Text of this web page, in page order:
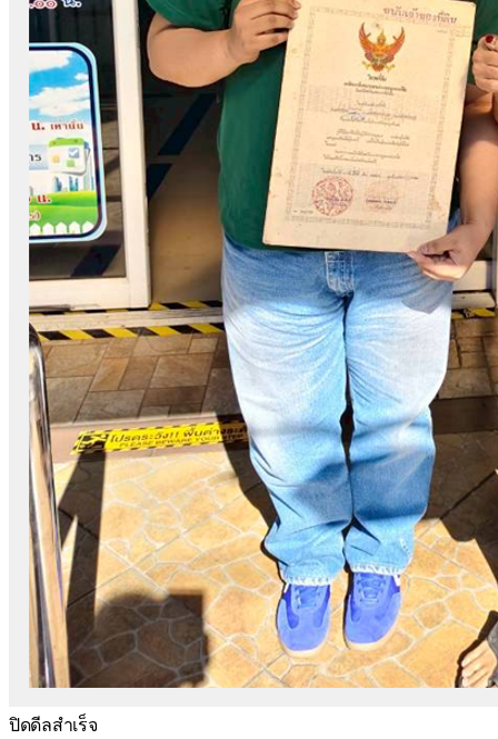
ปิดดีลสำเร็จ